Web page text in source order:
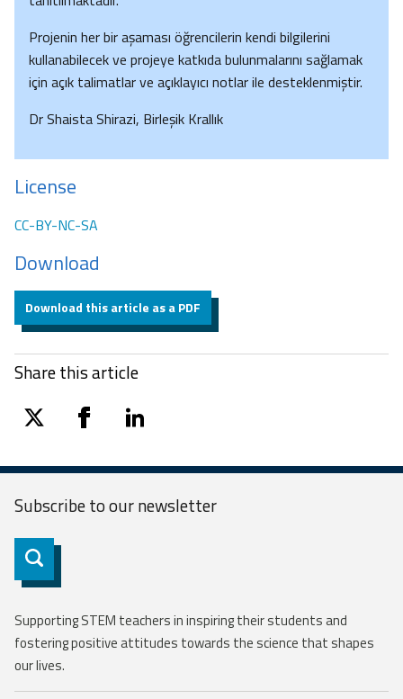
Projenin her bir aşaması öğrencilerin kendi bilgilerini
kullanabilecek ve projeye katkıda bulunmalarını sağlamak
için açık talimatlar ve açıklayıcı notlar ile desteklenmiştir.
Dr Shaista Shirazi, Birleşik Krallık
License
CC-BY-NC-SA
Download
Download this article as a PDF
Share this article
twitter facebooklinkedin
Subscribe to ournewsletter
Subscribe
Supporting STEM teachers in inspiring their students and
fostering positive attitudes towards the science that shapes
our lives.